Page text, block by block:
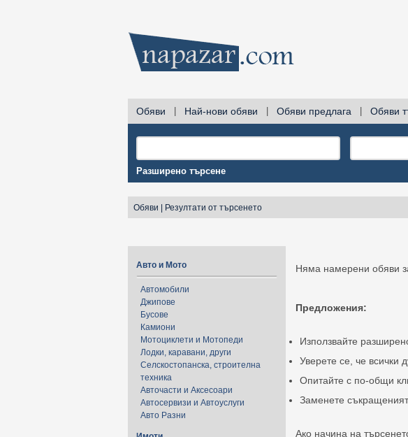
Обяви Най-нови обяви Обяви предлага Обяви
Разширено търсене
Обяви Резултати от търсенето
Авто и Мото
Автомобили
Джипове
Бусове
Камиони
Мотоциклети и Мотопеди
Лодки, каравани, други
Селскостопанска, строителна
техника
Авточасти и Аксесоари
Автосервизи и Автоуслуги
Авто Разни
Няма намерени обяви
Предложения:
Използвайте
Уверете се, че всички
Опитайте с по-общи
Заменете
Ако начина на